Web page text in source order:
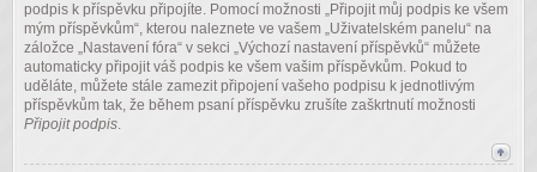
podpis k příspěvku připojíte. Pomocí možnosti „Připojit můj podpis ke všem
mým příspěvkům“, kterou naleznete ve vašem „Uživatelském panelu“ na
záložce „Nastavení fóra“ v sekci „Výchozí nastavení příspěvků“ můžete
automaticky připojit váš podpis ke všem vašim příspěvkům. Pokud to
uděláte, můžete stále zamezit připojení vašeho podpisu k jednotlivým
příspěvkům tak, že během psaní příspěvku zrušíte zaškrtnutí možnosti
Připojit podpis.